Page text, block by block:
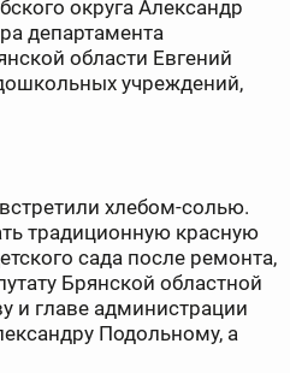
округа Александр
департамента
области Евгений
учреждений,
хлебом-солью.
традиционную красную
сада после ремонта,
Брянской областной
и главе администрации
Подольному, а